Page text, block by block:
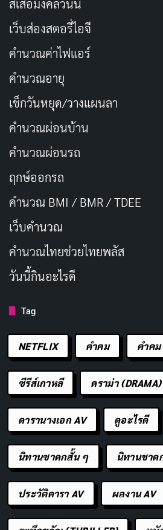
สีเสื้อมงคลวันนี้
เว็บส่องสตอรี่ไอจี
คำนวณค่าไฟแอร์
คำนวณอายุ
เช็กวันหยุด/วางแผนลา
คำนวณผ่อนบ้าน
คำนวณผ่อนรถ
ฤกษ์ออกรถ
คำนวณ BMI / BMR / TDEE
เว็บคํานวณ
คํานวณไทยช่วยไทยพลัส
วันนี้กินอะไรดี
Tag
NETFLIX คำคม คําคม
ซีรีส์เกาหลี ดราม่า (DRAMA)
ดารานางเอก AV ดูอะไรดี
นิทานชาดกสั้น ๆ นิทานชาด
ประวัติดารา AV ผลงาน AV